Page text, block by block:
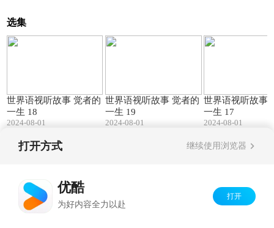
选集
世界语视听故事 觉者的
一生 18
2024-08-01
世界语视听故事 觉者的
一生 19
2024-08-01
世界语视听故事
一生 17
2024-08-01
打开方式 继续使用浏览器
优酷
为好内容全力以赴
打开